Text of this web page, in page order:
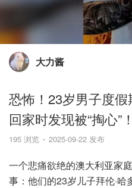
大力酱
恐怖！23岁男子度
回家时发现被“掏心”
195 浏览 2025-09-22 发布
一个悲痛欲绝的澳大利亚家
事：他们的23岁儿子拜伦·